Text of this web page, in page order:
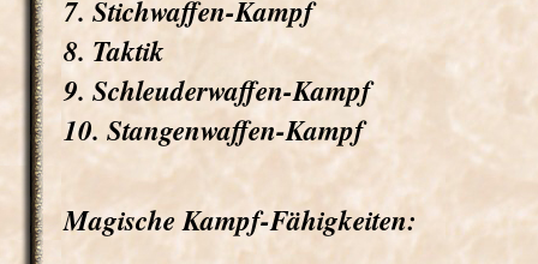
7. Stichwaffen-Kampf
8. Taktik
9. Schleuderwaffen-Kampf
10. Stangenwaffen-Kampf
Magische Kampf-Fähigkeiten: